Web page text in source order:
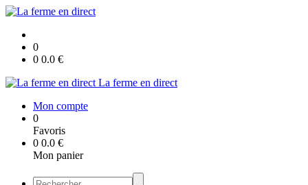
0
0 0.0 €
La ferme en direct
Mon compte
0
Favoris
0 0.0 €
Mon panier